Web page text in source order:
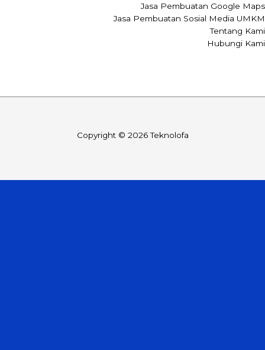
Jasa Pembuatan Google Maps
Jasa Pembuatan Sosial Media UMKM
Tentang Kami
Hubungi Kami
Copyright © 2026 Teknolofa